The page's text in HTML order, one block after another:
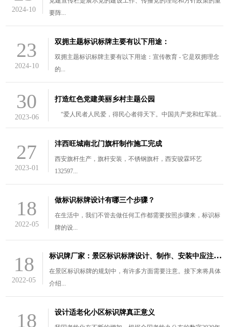
2024-10
要阵...
23
2024-10
双拥主题标识标牌主要有以下用途：
双拥主题标识标牌主要有以下用途：宣传教育 - 它是双拥理念
的...
30
2023-06
打造红色党建美丽乡村主题公园
“爱人民者人民爱，得民心者得天下。中国共产党和红军就...
27
2023-01
沣西旺城南北门旗杆制作施工完成
西安旗杆生产，旗杆安装，不锈钢旗杆，西安骏霖环艺
132597...
18
2022-05
做标识标牌设计有哪三个步骤？
在生活中，我们不管去做任何工作都需要按照步骤来，标识标
牌的设...
18
2022-05
标
识牌厂家：景区标识标牌设计、制作、安装中应注意的三个问题
在景区标识标牌的规划中，有许多方面需要注意。接下来将具体
介绍...
18 设计适老化小区标识牌真正意义